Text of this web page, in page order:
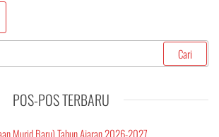
POS-POS TERBARU
Murid Baru) Tahun Ajaran 2026-2027